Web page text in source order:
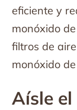
eficiente y
monóxido
filtros de
monóxido
Aísle el